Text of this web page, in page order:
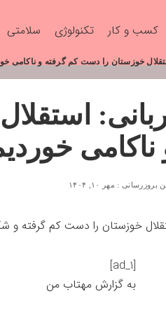
کسب و کار تکنولوژی سلامتی
خوزستان را دست کم گرفته و ناکامی
ناکامی
بروزرسانی : مهر ۱۰, ۱۴۰۴
[ad_1]
به گزارش مهتاب من